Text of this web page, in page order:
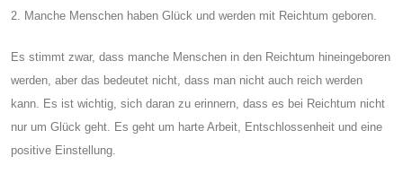
2. Manche Menschen haben Glück und werden mit Reichtum geboren.
Es stimmt zwar, dass manche Menschen in den Reichtum hineingeboren
werden, aber das bedeutet nicht, dass man nicht auch reich werden
kann. Es ist wichtig, sich daran zu erinnern, dass es bei Reichtum nicht
nur um Glück geht. Es geht um harte Arbeit, Entschlossenheit und eine
positive Einstellung.